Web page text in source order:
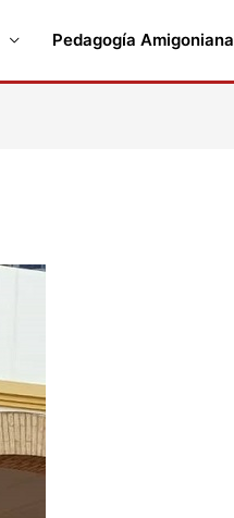
Pedagogía Amigoniana